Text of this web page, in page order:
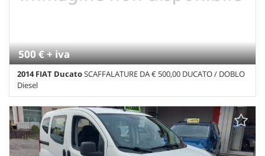
500 € + iva
2014 FIAT DucatoSCAFFALATURE DA € 500,00 DUCATO / DOBLO
Diesel
Km non disponibile • Cambio Manuale • Grigio pastello • ABS •
Airbag • Alzacristalli elettrici • Chiusura centralizzata •
Climatizzatore • ESP • Filtro antiparticolato • Immobilizzatore
elettronico • Servosterzo • Navigatore satellitare • Telecamera per
parcheggio assistito